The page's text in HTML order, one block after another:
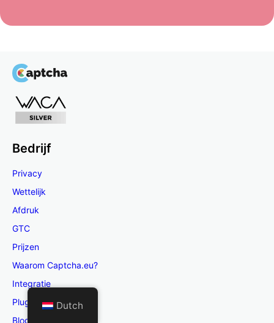
Bedrijf
Privacy
Wettelijk
Afdruk
GTC
Prijzen
Waarom Captcha.eu?
Integratie
Plugins / platforms
Blog
Dutch